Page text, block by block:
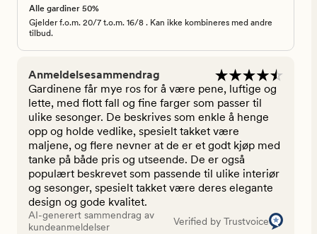
Alle gardiner 50%
Gjelder f.o.m. 20/7 t.o.m. 16/8 . Kan ikke kombineres med andre
tilbud.
Anmeldelsesammendrag
Gardinene får mye ros for å være pene, luftige og
lette, med flott fall og fine farger som passer til
ulike sesonger. De beskrives som enkle å henge
opp og holde vedlike, spesielt takket være
maljene, og flere nevner at de er et godt kjøp med
tanke på både pris og utseende. De er også
populært beskrevet som passende til ulike interiør
og sesonger, spesielt takket være deres elegante
design og gode kvalitet.
AI-generert sammendrag av
kundeanmeldelser
Verified by Trustvoice